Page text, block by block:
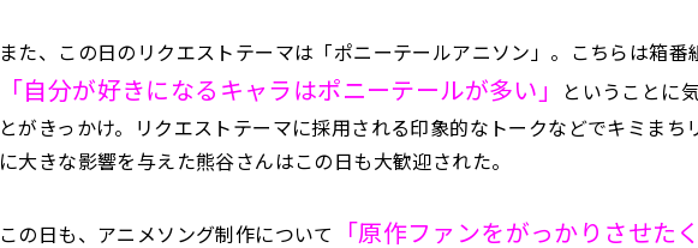
また、この日のリクエストテーマは「ポニーテールアニソン」。こちらは箱番
「自分が好きになるキャラはポニーテールが多い」
ということに
とがきっかけ。リクエストテーマに採用される印象的なトークなどでキミまち
に大きな影響を与えた熊谷さんはこの日も大歓迎された。
この日も、アニメソング制作について
「原作ファンをがっかりさせた